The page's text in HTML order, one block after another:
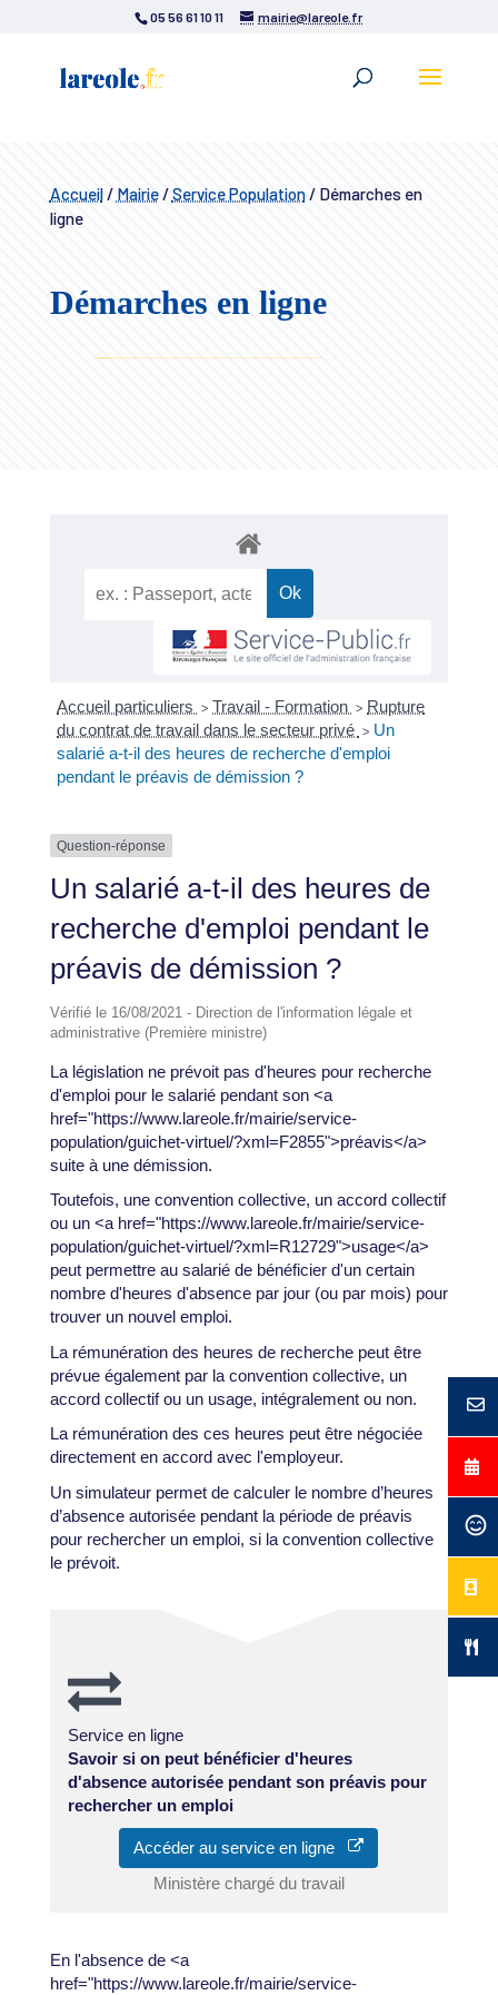
05 56 61 10 11 mairie@lareole.fr
Accueil/ Mairie/Service Population/Démarches en
ligne
Démarches en ligne
Accueil particuliers > Travail - Formation > Rupture
du contrat de travail dans le secteur privé > Un
salarié a-t-il des heures de recherche d'emploi
pendant le préavis de démission ?
Question-réponse
Un salarié a-t-il des heures de
recherche d'emploi pendant le
préavis de démission ?
Vérifié le 16/08/2021 - Direction de l'information légale et
administrative (Première ministre)
La législation ne prévoit pas d'heures pour recherche
d'emploi pour le salarié pendant son <a
href="https://www.lareole.fr/mairie/service-
population/guichet-virtuel/?xml=F2855">préavis</a>
suite à une démission.
Toutefois, une convention collective, un accord collectif
ou un <a href="https://www.lareole.fr/mairie/service-
population/guichet-virtuel/?xml=R12729">usage</a>
peut permettre au salarié de bénéficier d'un certain
nombre d'heures d'absence par jour (ou par mois) pour
trouver un nouvel emploi.
La rémunération des heures de recherche peut être
prévue également par la convention collective, un
accord collectif ou un usage, intégralement ou non.
La rémunération des ces heures peut être négociée
directement en accord avec l'employeur.
Un simulateur permet de calculer le nombre d’heures
d’absence autorisée pendant la période de préavis
pour rechercher un emploi, si la convention collective
le prévoit.
Service en ligne
Savoir si on peut bénéficier d'heures
d'absence autorisée pendant son préavis pour
rechercher un emploi
Accéder au service en ligne
Ministère chargé du travail
En l'absence de <a
href="https://www.lareole.fr/mairie/service-